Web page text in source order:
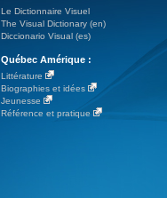
Le Dictionnaire Visuel
The Visual Dictionary (en)
Diccionario Visual (es)
Québec Amérique :
Littérature
Biographies et idées
Jeunesse
Référence et pratique